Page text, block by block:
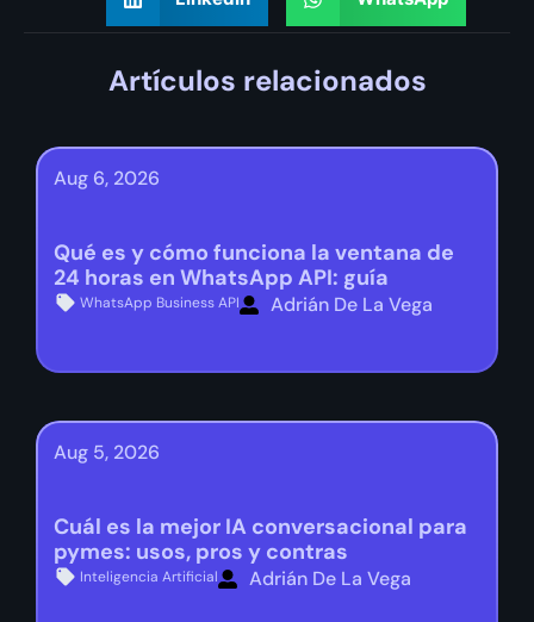
Artículos relacionados
Aug 6, 2026
Qué es y cómo funciona la ventana de
24 horas en WhatsApp API: guía
WhatsApp Business API Adrián De La Vega
Aug 5, 2026
Cuál es la mejor IA conversacional para
pymes: usos, pros y contras
Inteligencia Artificial Adrián De La Vega